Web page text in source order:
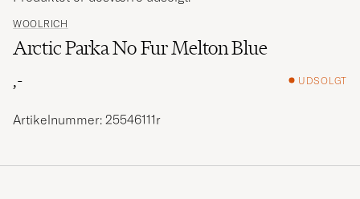
WOOLRICH
Arctic Parka No Fur Melton Blue
,-
UDSOLGT
Artikelnummer: 25546111r